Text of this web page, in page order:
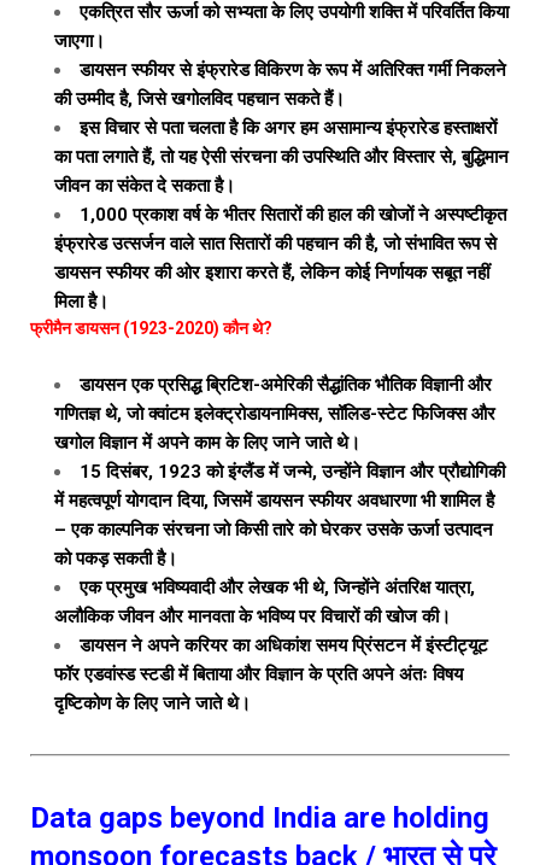
एकत्रित सौर ऊर्जा को सभ्यता के लिए उपयोगी शक्ति में परिवर्तित किया
जाएगा।
डायसन स्फीयर से इंफ्रारेड विकिरण के रूप में अतिरिक्त गर्मी निकलने
की उम्मीद है, जिसे खगोलविद पहचान सकते हैं।
इस विचार से पता चलता है कि अगर हम असामान्य इंफ्रारेड हस्ताक्षरों
का पता लगाते हैं, तो यह ऐसी संरचना की उपस्थिति और विस्तार से, बुद्धिमान
जीवन का संकेत दे सकता है।
1,000 प्रकाश वर्ष के भीतर सितारों की हाल की खोजों ने अस्पष्टीकृत
इंफ्रारेड उत्सर्जन वाले सात सितारों की पहचान की है, जो संभावित रूप से
डायसन स्फीयर की ओर इशारा करते हैं, लेकिन कोई निर्णायक सबूत नहीं
मिला है।
फ्रीमैन डायसन (1923-2020) कौन थे?
डायसन एक प्रसिद्ध ब्रिटिश-अमेरिकी सैद्धांतिक भौतिक विज्ञानी और
गणितज्ञ थे, जो क्वांटम इलेक्ट्रोडायनामिक्स, सॉलिड-स्टेट फिजिक्स और
खगोल विज्ञान में अपने काम के लिए जाने जाते थे।
15 दिसंबर, 1923 को इंग्लैंड में जन्मे, उन्होंने विज्ञान और प्रौद्योगिकी
में महत्वपूर्ण योगदान दिया, जिसमें डायसन स्फीयर अवधारणा भी शामिल है
– एक काल्पनिक संरचना जो किसी तारे को घेरकर उसके ऊर्जा उत्पादन
को पकड़ सकती है।
एक प्रमुख भविष्यवादी और लेखक भी थे, जिन्होंने अंतरिक्ष यात्रा,
अलौकिक जीवन और मानवता के भविष्य पर विचारों की खोज की।
डायसन ने अपने करियर का अधिकांश समय प्रिंसटन में इंस्टीट्यूट
फॉर एडवांस्ड स्टडी में बिताया और विज्ञान के प्रति अपने अंतः विषय
दृष्टिकोण के लिए जाने जाते थे।
Data gaps beyond India are holding
monsoon forecasts back / भारत से परे